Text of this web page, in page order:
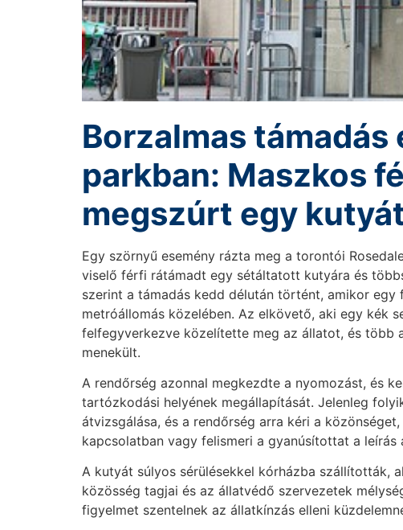
Borzalmas
parkban: Maszkos
megszúrt egy
Egy szörnyű esemény rázta meg a torontói
viselő férfi rátámadt egy sétáltatott kutyára és
szerint a támadás kedd délután történt, amikor
metróállomás közelében. Az elkövető, aki egy kék
felfegyverkezve közelítette meg az állatot, és több
menekült.
A rendőrség azonnal megkezdte a nyomozást, és
tartózkodási helyének megállapítását. Jelenleg
átvizsgálása, és a rendőrség arra kéri a
kapcsolatban vagy felismeri a gyanúsítottat a leírás
A kutyát súlyos sérülésekkel kórházba szállították,
közösség tagjai és az állatvédő szervezetek
figyelmet szentelnek az állatkínzás elleni